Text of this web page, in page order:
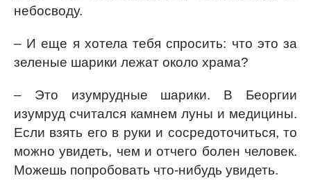
небосводу.
– И еще я хотела тебя спросить: что это за
зеленые шарики лежат около храма?
– Это изумрудные шарики. В Беоргии
изумруд считался камнем луны и медицины.
Если взять его в руки и сосредоточиться, то
можно увидеть, чем и отчего болен человек.
Можешь попробовать что-нибудь увидеть.